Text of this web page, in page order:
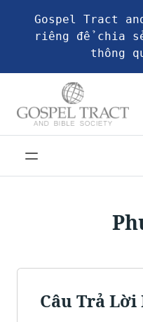
Gospel Tract
riêng để chia
thông
Câu Trả Lời